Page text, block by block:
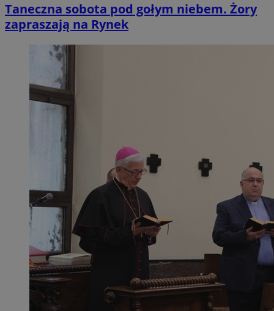
Taneczna sobota pod gołym niebem. Żory
zapraszają na Rynek